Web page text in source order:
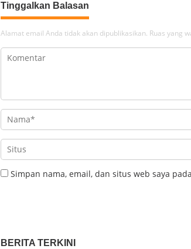
Tinggalkan Balasan
Alamat email Anda tidak akan dipublikasikan. Ruas yang
Simpan nama, email, dan situs web saya
BERITA TERKINI